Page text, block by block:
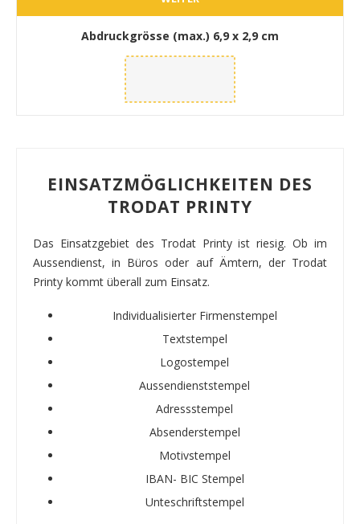
Abdruckgrösse (max.) 6,9 x 2,9 cm
EINSATZMÖGLICHKEITEN DES
TRODAT PRINTY
Das Einsatzgebiet des Trodat Printy ist riesig. Ob im
Aussendienst, in Büros oder auf Ämtern, der Trodat
Printy kommt überall zum Einsatz.
Individualisierter Firmenstempel
Textstempel
Logostempel
Aussendienststempel
Adressstempel
Absenderstempel
Motivstempel
IBAN- BIC Stempel
Unteschriftstempel